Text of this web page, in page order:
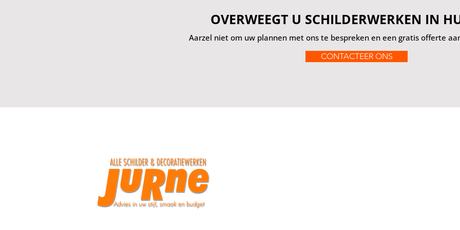
OVERWEEGT U SCHILDERWERKEN IN
Aarzel niet om uw plannen met ons te bespreken en een gratis offerte
CONTACTEER ONS